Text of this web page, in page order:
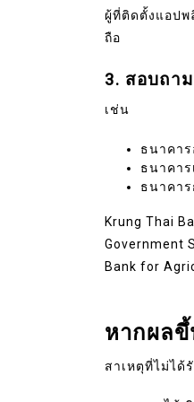
ผู้ที่ติดตั้งแอปพ
ถือ
3. สอบถา
เช่น
ธนาคา
ธนาคาร
ธนาคาร
Krung Thai
Government
Bank for
หากผลขึ้
สาเหตุที่ไม่ได้